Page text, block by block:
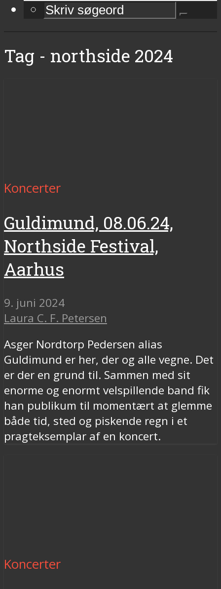
Tag - northside 2024
Koncerter
Guldimund, 08.06.24,
Northside Festival,
Aarhus
9. juni 2024
Laura C. F. Petersen
Asger Nordtorp Pedersen alias
Guldimund er her, der og alle vegne. Det
er der en grund til. Sammen med sit
enorme og enormt velspillende band fik
han publikum til momentært at glemme
både tid, sted og piskende regn i et
pragteksemplar af en koncert.
Koncerter